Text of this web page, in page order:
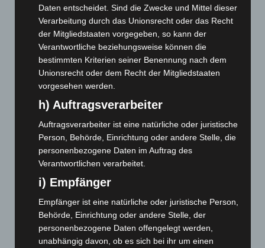
Dezember 2024(89)
November 2024(94)
Oktober 2024(93)
September 2024 (112)
August 2024(107)
Juli 2024 (89)
Mai 2024(149)
April 2024(102)
Februar 2024(103)
Januar 2024(111)
Dezember 2023(130)
November 2023(130)
Daten entscheidet. Sind die Zwecke und Mittel dieser
Verarbeitung durch das Unionsrecht oder das Recht
der Mitgliedstaaten vorgegeben, so kann der
Verantwortliche beziehungsweise können die
bestimmten Kriterien seiner Benennung nach dem
Unionsrecht oder dem Recht der Mitgliedstaaten
vorgesehen werden.
h) Auftragsverarbeiter
Auftragsverarbeiter ist eine natürliche oder juristische
Person, Behörde, Einrichtung oder andere Stelle, die
personenbezogene Daten im Auftrag des
Verantwortlichen verarbeitet.
i) Empfänger
Empfänger ist eine natürliche oder juristische Person,
Behörde, Einrichtung oder andere Stelle, der
personenbezogene Daten offengelegt werden,
unabhängig davon, ob es sich bei ihr um einen